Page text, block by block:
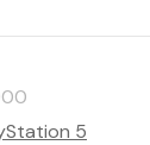
5